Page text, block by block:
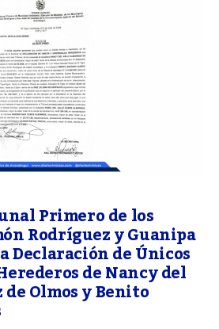
Primero de los
Rodríguez y Guanipa
Declaración de Únicos
de Nancy del
Olmos y Benito